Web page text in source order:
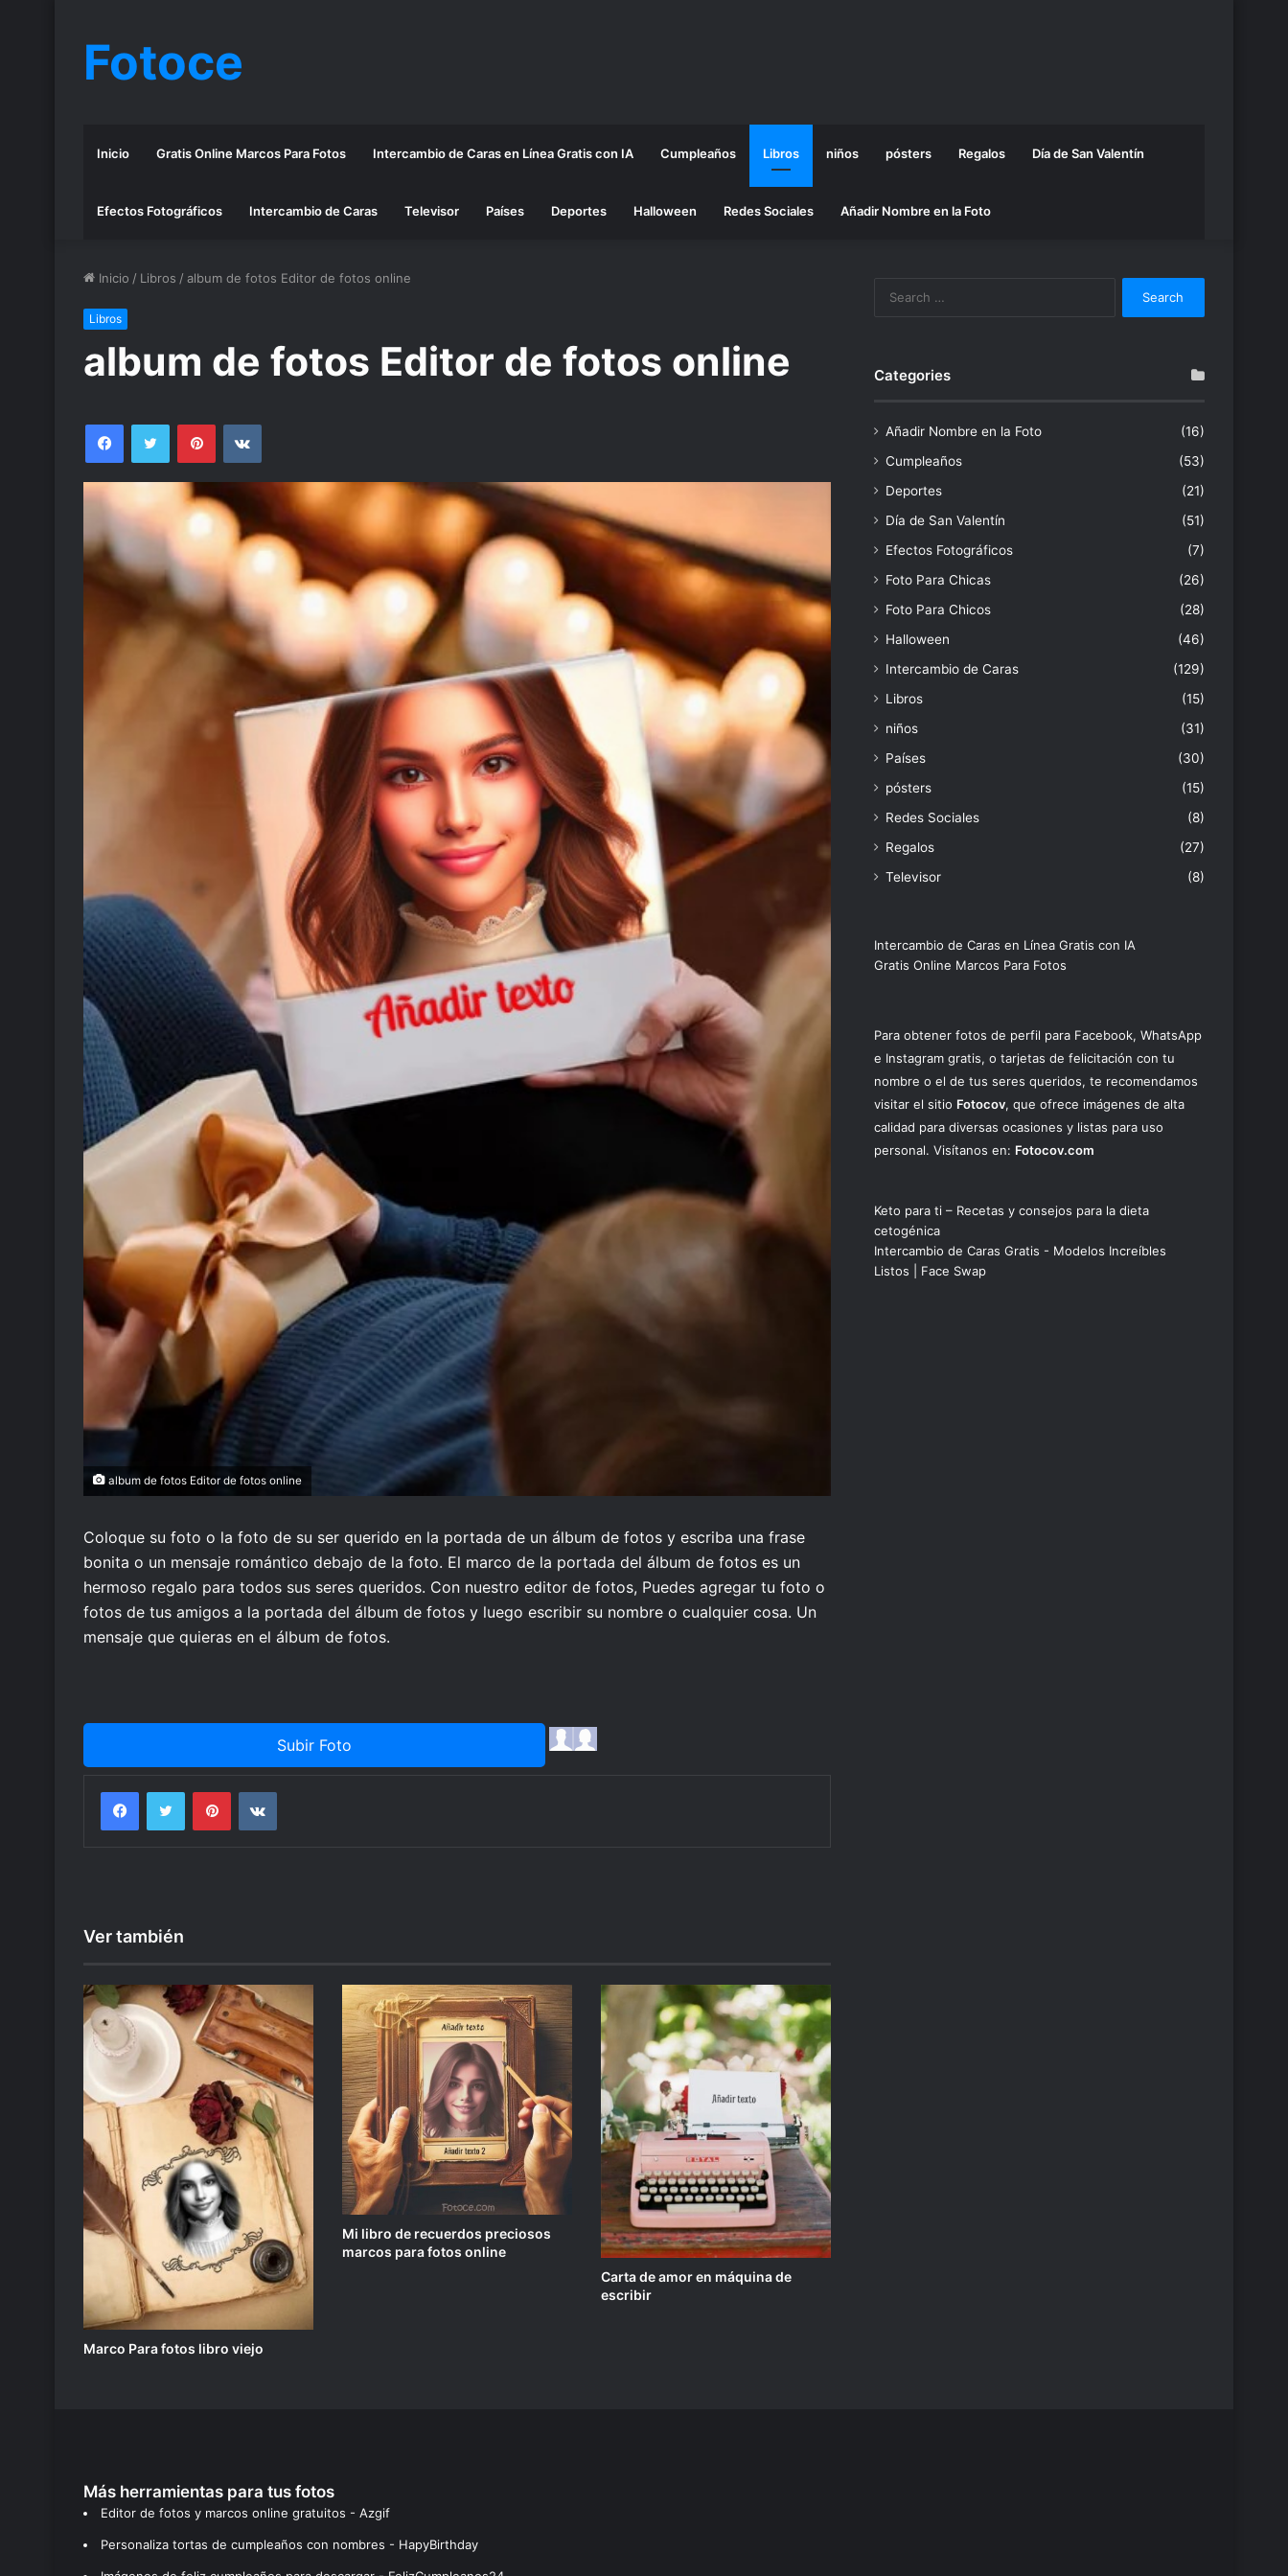
Fotoce
Inicio Gratis Online Marcos Para Fotos Intercambio de Caras en Línea Gratis con IA Cumpleaños Libros niños pósters Regalos Día de San Valentín
Efectos Fotográficos Intercambio de Caras Televisor Países Deportes Halloween Redes Sociales Añadir Nombre en la Foto
Inicio / Libros / album de fotos Editor de fotos online
Libros
album de fotos Editor de fotos online
FacebookTwitter PinterestVKontakte
album de fotos Editor de fotos online
Coloque su foto o la foto de su ser querido en la portada de un álbum de fotos y escriba una frase
bonita o un mensaje romántico debajo de la foto. El marco de la portada del álbum de fotos es un
hermoso regalo para todos sus seres queridos. Con nuestro editor de fotos, Puedes agregar tu foto o
fotos de tus amigos a la portada del álbum de fotos y luego escribir su nombre o cualquier cosa. Un
mensaje que quieras en el álbum de fotos.
Subir Foto
FacebookTwitterPinterestVKontakte
Ver también
Marco Para fotos libro viejo
Mi libro de recuerdos preciosos
marcos para fotos online
Carta de amor en máquina de
escribir
Categories
Añadir Nombre en la Foto
(16)
Cumpleaños
(53)
Deportes
(21)
Día de San Valentín
(51)
Efectos Fotográficos
(7)
Foto Para Chicas
(26)
Foto Para Chicos
(28)
Halloween
(46)
Intercambio de Caras
(129)
Libros
(15)
niños
(31)
Países
(30)
pósters
(15)
Redes Sociales
(8)
Regalos
(27)
Televisor
(8)
Intercambio de Caras en Línea Gratis con IA
Gratis Online Marcos Para Fotos
Para obtener fotos de perfil para Facebook, WhatsApp
e Instagram gratis, o tarjetas de felicitación con tu
nombre o el de tus seres queridos, te recomendamos
visitar el sitio Fotocov, que ofrece imágenes de alta
calidad para diversas ocasiones y listas para uso
personal. Visítanos en: Fotocov.com
Keto para ti – Recetas y consejos para la dieta
cetogénica
Intercambio de Caras Gratis - Modelos Increíbles
Listos | Face Swap
Más herramientas para tus fotos
Editor de fotos y marcos online gratuitos - Azgif
Personaliza tortas de cumpleaños con nombres - HapyBirthday